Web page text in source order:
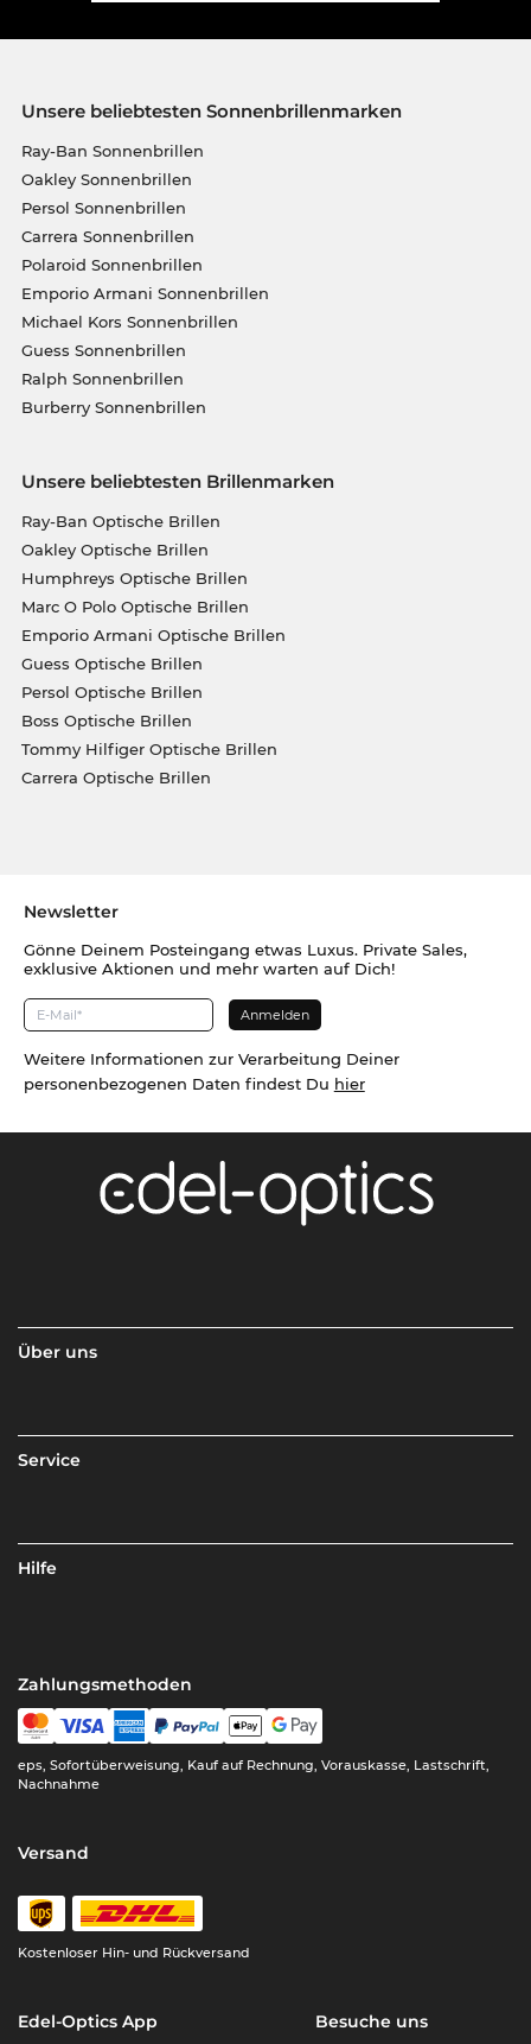
Unsere beliebtesten Sonnenbrillenmarken
Ray-Ban Sonnenbrillen
Oakley Sonnenbrillen
Persol Sonnenbrillen
Carrera Sonnenbrillen
Polaroid Sonnenbrillen
Emporio Armani Sonnenbrillen
Michael Kors Sonnenbrillen
Guess Sonnenbrillen
Ralph Sonnenbrillen
Burberry Sonnenbrillen
Unsere beliebtesten Brillenmarken
Ray-Ban Optische Brillen
Oakley Optische Brillen
Humphreys Optische Brillen
Marc O Polo Optische Brillen
Emporio Armani Optische Brillen
Guess Optische Brillen
Persol Optische Brillen
Boss Optische Brillen
Tommy Hilfiger Optische Brillen
Carrera Optische Brillen
Newsletter
Gönne Deinem Posteingang etwas Luxus. Private Sales,
exklusive Aktionen und mehr warten auf Dich!
Weitere Informationen zur Verarbeitung Deiner
personenbezogenen Daten findest Du hier
Über uns
Service
Hilfe
Zahlungsmethoden
eps, Sofortüberweisung, Kauf auf Rechnung, Vorauskasse, Lastschrift,
Nachnahme
Versand
Kostenloser Hin- und Rückversand
Edel-Optics App Besuche uns